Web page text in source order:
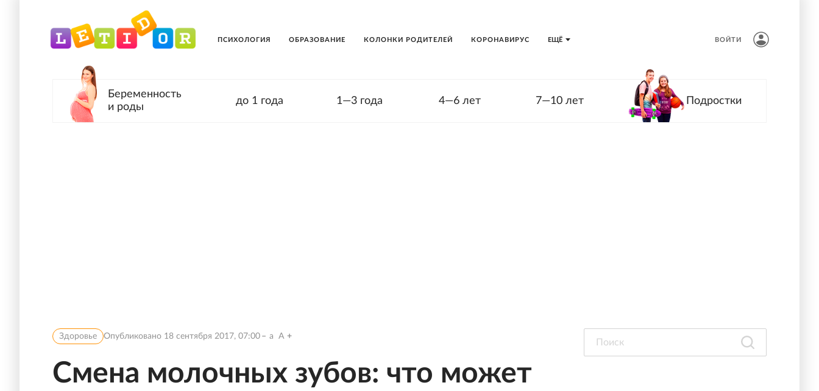
ЕЩЁ
ПСИХОЛОГИЯ ОБРАЗОВАНИЕ КОЛОНКИ РОДИТЕЛЕЙ КОРОНАВИРУС ВОЙТИ
Беременность
и роды
до 1 года 1—3 года 4—6 лет 7—10 лет Подростки
Здоровье Опубликовано 18 сентября 2017, 07:00 a A
Смена молочных зубов: что может